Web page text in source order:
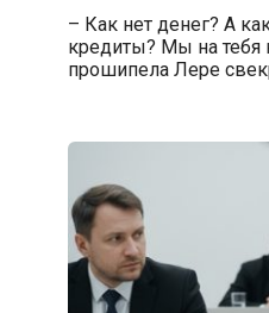
– Как нет денег? А
кредиты? Мы на тебя
прошипела Лере